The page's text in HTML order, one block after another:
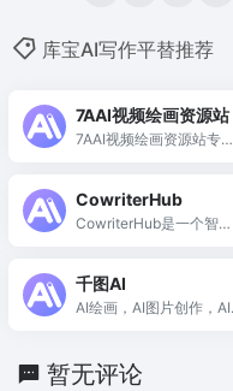
库宝AI写作平替推荐
7AAI视频绘画资源站
7AAI视频绘画资源站专注
与创意。
CowriterHub
CowriterHub是一个智能
务。
千图AI
AI绘画，AI图片创作，AI
暂无评论